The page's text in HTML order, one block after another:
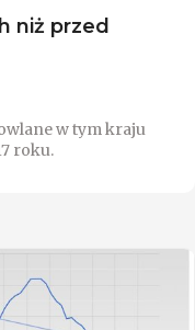
niż przed
w tym kraju
roku.